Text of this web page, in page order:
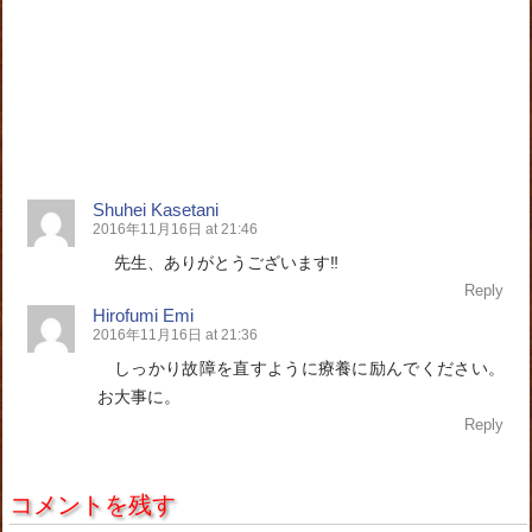
Shuhei Kasetani
2016年11月16日 at 21:46
先生、ありがとうございます‼️
Reply
Hirofumi Emi
2016年11月16日 at 21:36
しっかり故障を直すように療養に励んでください。
お大事に。
Reply
コメントを残す